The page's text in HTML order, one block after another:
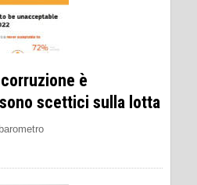
è
scettici sulla lotta